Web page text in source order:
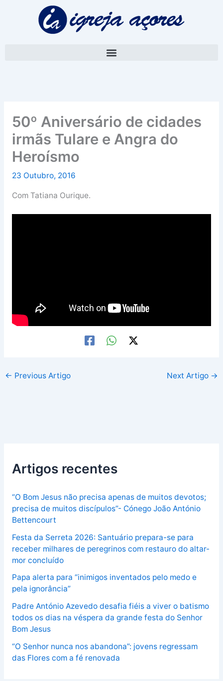
50º Aniversário de cidades
irmãs Tulare e Angra do
Heroísmo
23 Outubro, 2016
Com Tatiana Ourique.
← Previous Artigo Next Artigo →
Artigos recentes
“O Bom Jesus não precisa apenas de muitos devotos;
precisa de muitos discípulos”- Cónego João António
Bettencourt
Festa da Serreta 2026: Santuário prepara-se para
receber milhares de peregrinos com restauro do altar-
mor concluído
Papa alerta para “inimigos inventados pelo medo e
pela ignorância”
Padre António Azevedo desafia fiéis a viver o batismo
todos os dias na véspera da grande festa do Senhor
Bom Jesus
“O Senhor nunca nos abandona”: jovens regressam
das Flores com a fé renovada